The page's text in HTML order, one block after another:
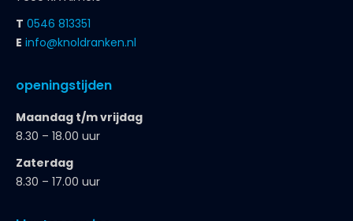
T 0546 813351
E info@knoldranken.nl
openingstijden
Maandag t/m vrijdag
8.30 – 18.00 uur
Zaterdag
8.30 – 17.00 uur